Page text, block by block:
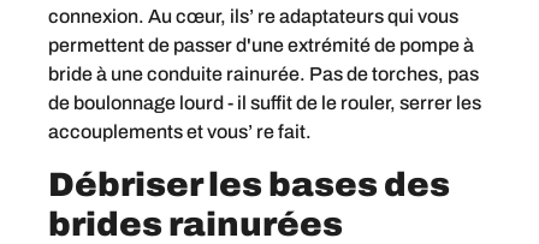
connexion. Au cœur, ils’ re adaptateurs qui vous
permettent de passer d'une extrémité de pompe à
bride à une conduite rainurée. Pas de torches, pas
de boulonnage lourd - il suffit de le rouler, serrer les
accouplements et vous’ re fait.
Débriser les bases des
brides rainurées